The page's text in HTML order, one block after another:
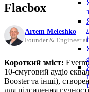
Flacbox
Artem Meleshko
Founder & Engineer
Короткий зміст:
10-смуговий аудіо
Booster та інші),
для підсилення